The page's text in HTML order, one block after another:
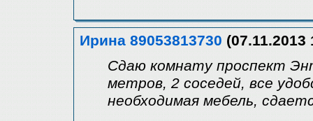
Ирина 89053813730 (07.11.2013
Сдаю комнату проспект
метров, 2 соседей, все
необходимая мебель,